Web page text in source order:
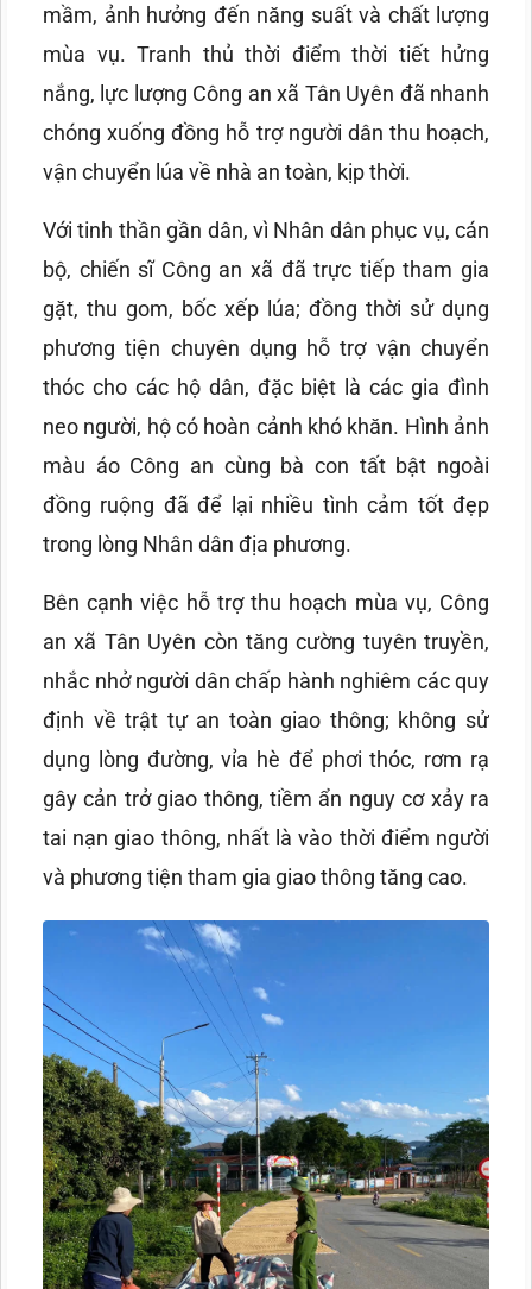
mầm, ảnh hưởng đến năng suất và chất lượng
mùa vụ. Tranh thủ thời điểm thời tiết hửng
nắng, lực lượng Công an xã Tân Uyên đã nhanh
chóng xuống đồng hỗ trợ người dân thu hoạch,
vận chuyển lúa về nhà an toàn, kịp thời.
Với tinh thần gần dân, vì Nhân dân phục vụ, cán
bộ, chiến sĩ Công an xã đã trực tiếp tham gia
gặt, thu gom, bốc xếp lúa; đồng thời sử dụng
phương tiện chuyên dụng hỗ trợ vận chuyển
thóc cho các hộ dân, đặc biệt là các gia đình
neo người, hộ có hoàn cảnh khó khăn. Hình ảnh
màu áo Công an cùng bà con tất bật ngoài
đồng ruộng đã để lại nhiều tình cảm tốt đẹp
trong lòng Nhân dân địa phương.
Bên cạnh việc hỗ trợ thu hoạch mùa vụ, Công
an xã Tân Uyên còn tăng cường tuyên truyền,
nhắc nhở người dân chấp hành nghiêm các quy
định về trật tự an toàn giao thông; không sử
dụng lòng đường, vỉa hè để phơi thóc, rơm rạ
gây cản trở giao thông, tiềm ẩn nguy cơ xảy ra
tai nạn giao thông, nhất là vào thời điểm người
và phương tiện tham gia giao thông tăng cao.